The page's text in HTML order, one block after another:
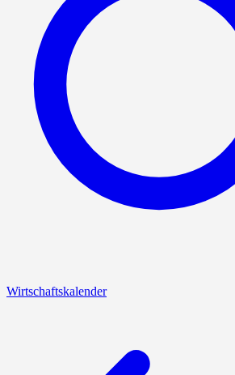
Wirtschaftskalender